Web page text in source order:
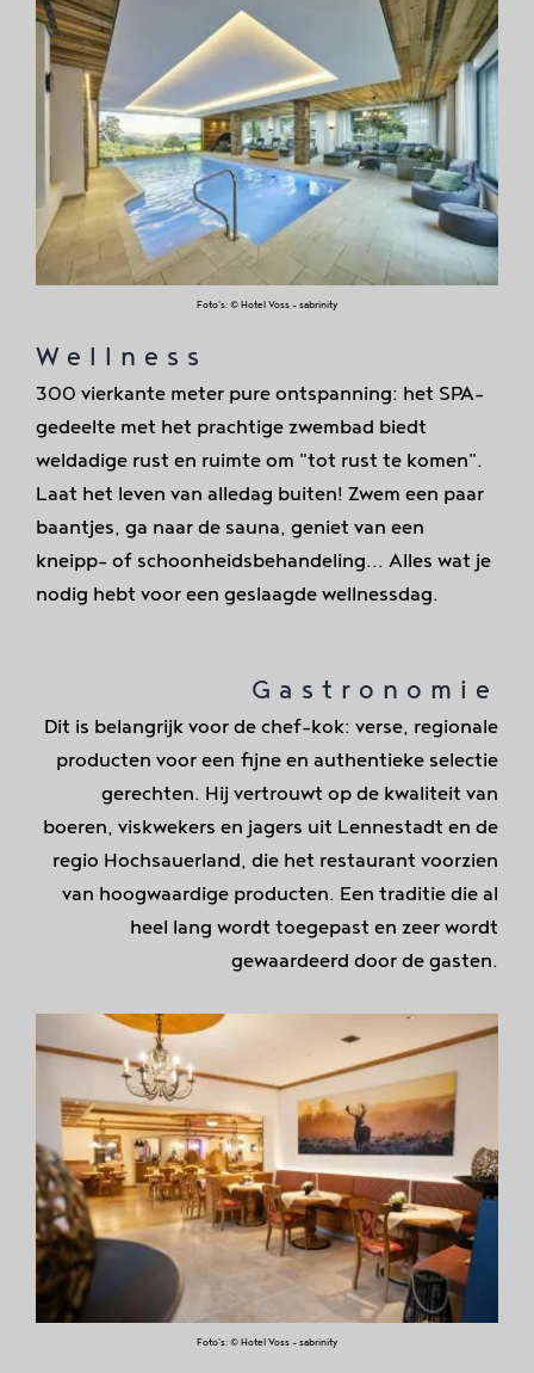
Foto's: © Hotel Voss - sabrinity
Wellness
300 vierkante meter pure ontspanning: het SPA-
gedeelte met het prachtige zwembad biedt
weldadige rust en ruimte om "tot rust te komen".
Laat het leven van alledag buiten! Zwem een paar
baantjes, ga naar de sauna, geniet van een
kneipp- of schoonheidsbehandeling... Alles wat je
nodig hebt voor een geslaagde wellnessdag.
Gastronomie
Dit is belangrijk voor de chef-kok: verse, regionale
producten voor een fijne en authentieke selectie
gerechten. Hij vertrouwt op de kwaliteit van
boeren, viskwekers en jagers uit Lennestadt en de
regio Hochsauerland, die het restaurant voorzien
van hoogwaardige producten. Een traditie die al
heel lang wordt toegepast en zeer wordt
gewaardeerd door de gasten.
Foto's: © Hotel Voss - sabrinity